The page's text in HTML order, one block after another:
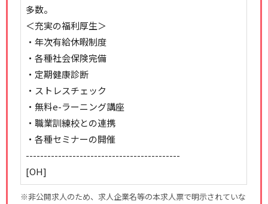
多数。
＜充実の福利厚生＞
・年次有給休暇制度
・各種社会保険完備
・定期健康診断
・ストレスチェック
・無料e-ラーニング講座
・職業訓練校との連携
・各種セミナーの開催
-------------------------------------------
[OH]
※非公開求人のため、求人企業名等の本求人票で明示されていな